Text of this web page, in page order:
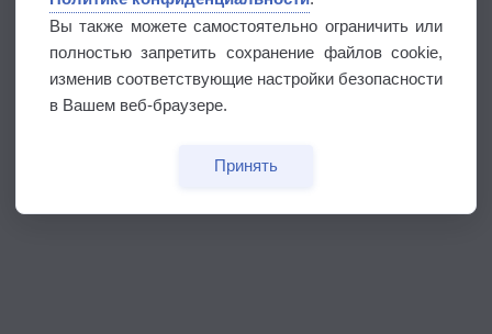
Вы также можете самостоятельно ограничить или
полностью запретить сохранение файлов cookie,
изменив соответствующие настройки безопасности
в Вашем веб-браузере.
Принять